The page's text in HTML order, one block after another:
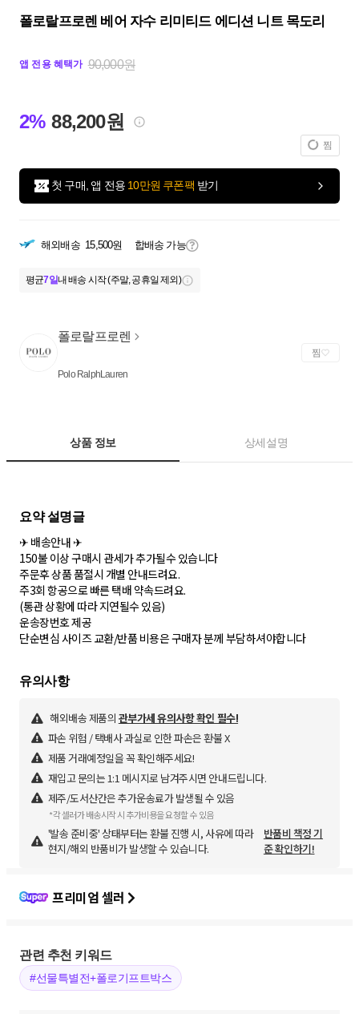
폴로랄프로렌 베어 자수 리미티드 에디션 니트 목도리
앱 전용 혜택가 90,000원
2% 88,200원
찜
첫 구매, 앱 전용 10만원 쿠폰팩 받기
해외배송 15,500원 합배송 가능
평균7일내 배송 시작 (주말, 공휴일 제외)
폴로랄프로렌
Polo RalphLauren
찜
상품 정보 상세설명
요약 설명글
✈ 배송안내 ✈
150불 이상 구매시 관세가 추가될수 있습니다
주문후 상품 품절시 개별 안내드려요.
주3회 항공으로 빠른 택배 약속드려요.
(통관 상황에 따라 지연될수 있음)
운송장번호 제공
단순변심 사이즈 교환/반품 비용은 구매자 분께 부담하셔야합니다
유의사항
해외배송 제품의 관부가세 유의사항 확인 필수!
파손 위험 / 택배사 과실로 인한 파손은 환불 X
제품 거래예정일을 꼭 확인해주세요!
재입고 문의는 1:1 메시지로 남겨주시면 안내드립니다.
제주/도서산간은 추가운송료가 발생될 수 있음
*각 셀러가 배송시작 시 추가비용을 요청할 수 있음
'발송 준비중' 상태부터는 환불 진행 시, 사유에 따라
현지/해외 반품비가 발생할 수 있습니다.
반품비 책정 기
준 확인하기!
프리미엄 셀러
관련 추천 키워드
#선물특별전+폴로기프트박스